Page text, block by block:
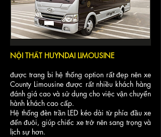
NỘI THẤT HUYNDAI LIMOUSINE
được trang bi hệ thống option rất đẹp nên xe
County Limousine được rất nhiều khách hàng
đánh giá cao và sử dụng cho việc vận chuyển
hành khách cao cấp.
Hệ thống đèn trần LED kéo dài từ phía đầu xe
đến đuôi, giúp chiếc xe trở nên sang trọng và
lịch sự hơn.